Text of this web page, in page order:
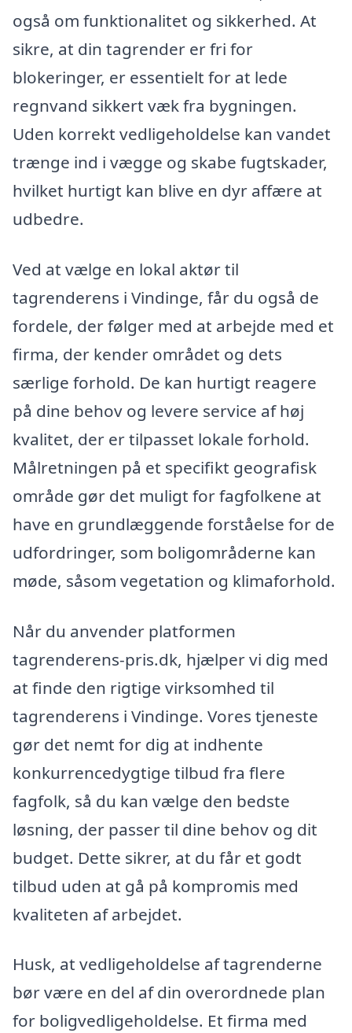
også om funktionalitet og sikkerhed. At
sikre, at din tagrender er fri for
blokeringer, er essentielt for at lede
regnvand sikkert væk fra bygningen.
Uden korrekt vedligeholdelse kan vandet
trænge ind i vægge og skabe fugtskader,
hvilket hurtigt kan blive en dyr affære at
udbedre.
Ved at vælge en lokal aktør til
tagrenderens i Vindinge, får du også de
fordele, der følger med at arbejde med et
firma, der kender området og dets
særlige forhold. De kan hurtigt reagere
på dine behov og levere service af høj
kvalitet, der er tilpasset lokale forhold.
Målretningen på et specifikt geografisk
område gør det muligt for fagfolkene at
have en grundlæggende forståelse for de
udfordringer, som boligområderne kan
møde, såsom vegetation og klimaforhold.
Når du anvender platformen
tagrenderens-pris.dk, hjælper vi dig med
at finde den rigtige virksomhed til
tagrenderens i Vindinge. Vores tjeneste
gør det nemt for dig at indhente
konkurrencedygtige tilbud fra flere
fagfolk, så du kan vælge den bedste
løsning, der passer til dine behov og dit
budget. Dette sikrer, at du får et godt
tilbud uden at gå på kompromis med
kvaliteten af arbejdet.
Husk, at vedligeholdelse af tagrenderne
bør være en del af din overordnede plan
for boligvedligeholdelse. Et firma med